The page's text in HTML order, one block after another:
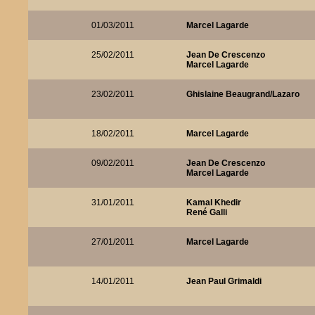
01/03/2011 Marcel Lagarde
25/02/2011
Jean De Crescenzo
Marcel Lagarde
23/02/2011 Ghislaine Beaugrand/Lazaro
18/02/2011 Marcel Lagarde
09/02/2011
Jean De Crescenzo
Marcel Lagarde
31/01/2011
Kamal Khedir
René Galli
27/01/2011 Marcel Lagarde
14/01/2011 Jean Paul Grimaldi